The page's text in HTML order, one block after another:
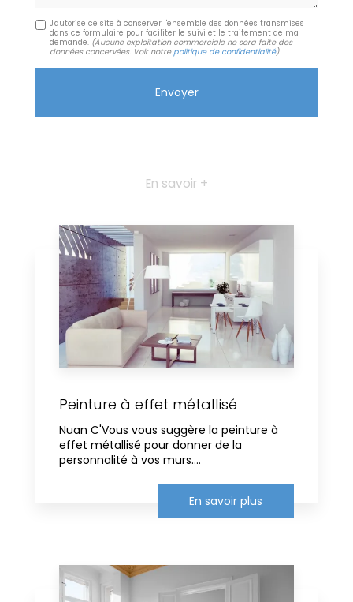
J'autorise ce site à conserver l'ensemble des données transmises
dans ce formulaire pour faciliter le suivi et le traitement de ma
demande. (Aucune exploitation commerciale ne sera faite des
données concervées. Voir notre politique de confidentialité)
En savoir +
Peinture à effet métallisé
Nuan C'Vous vous suggère la peinture à
effet métallisé pour donner de la
personnalité à vos murs....
En savoir plus